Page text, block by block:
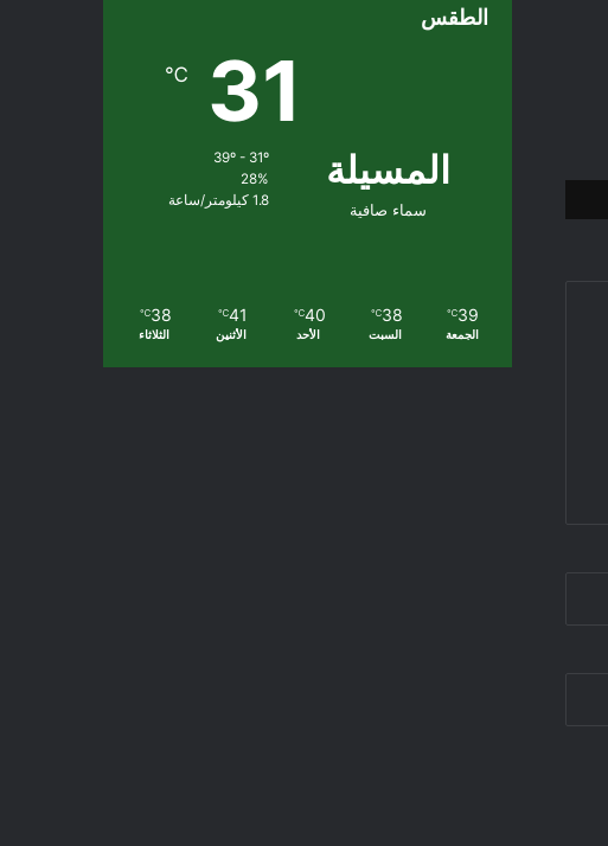
الطقس
المسيلة
سماء صافية
31
℃
39º - 31º
28%
1.8 كيلومتر/ساعة
39
℃
الجمعة
38
℃
السبت
40
℃
الأحد
41
℃
الأثنين
38
℃
الثلاثاء